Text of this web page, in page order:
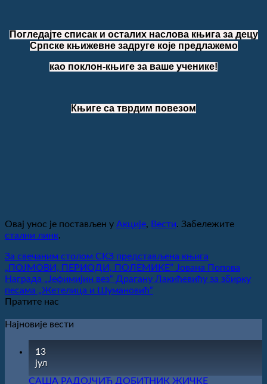
Погледајте списак и осталих наслова књига за децу
Српске књижевне задруге које предлажемо
као поклон-књиге за ваше ученике!
Књиге са тврдим повезом
Овај унос је постављен у Акције, Вести. Забележите
стални линк.
За свечаним столом СКЗ представљенa књига
„ПОЈМОВИ, ПЕРИОДИ, ПОЛЕМИКЕˮ Јована Попова
Награда „Јефимијин вез“ Драгану Лакићевићу за збирку
песама „Жетелица и Шумановић“
Пратите нас
Најновије вести
13
јул
САША РАДОЈЧИЋ ДОБИТНИК ЖИЧКЕ